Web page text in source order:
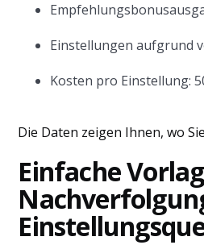
Einstellungen aufgrund
Kosten pro Einstellung:
Die Daten zeigen Ihnen, wo
Einfache